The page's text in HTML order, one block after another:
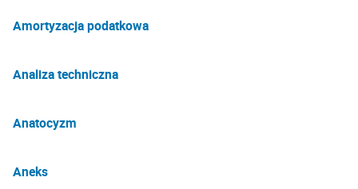
Amortyzacja podatkowa
Analiza techniczna
Anatocyzm
Aneks